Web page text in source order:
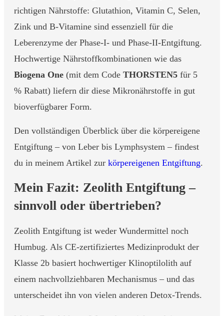
richtigen Nährstoffe: Glutathion, Vitamin C, Selen,
Zink und B-Vitamine sind essenziell für die
Leberenzyme der Phase-I- und Phase-II-Entgiftung.
Hochwertige Nährstoffkombinationen wie das
Biogena One (mit dem Code THORSTEN5 für 5
% Rabatt) liefern dir diese Mikronährstoffe in gut
bioverfügbarer Form.
Den vollständigen Überblick über die körpereigene
Entgiftung – von Leber bis Lymphsystem – findest
du in meinem Artikel zur körpereigenen Entgiftung.
Mein Fazit: Zeolith Entgiftung –
sinnvoll oder übertrieben?
Zeolith Entgiftung ist weder Wundermittel noch
Humbug. Als CE-zertifiziertes Medizinprodukt der
Klasse 2b basiert hochwertiger Klinoptilolith auf
einem nachvollziehbaren Mechanismus – und das
unterscheidet ihn von vielen anderen Detox-Trends.